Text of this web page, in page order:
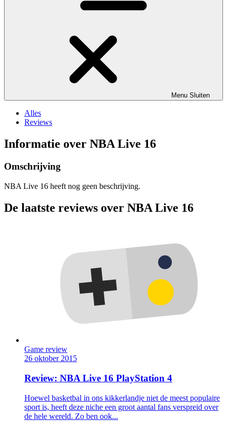
Menu Sluiten
Alles
Reviews
Informatie over NBA Live 16
Omschrijving
NBA Live 16 heeft nog geen beschrijving.
De laatste reviews over NBA Live 16
Game review
26 oktober 2015
Review: NBA Live 16 PlayStation 4
Hoewel basketbal in ons kikkerlandje niet de meest populaire
sport is, heeft deze niche een groot aantal fans verspreid over
de hele wereld. Zo ben ook...